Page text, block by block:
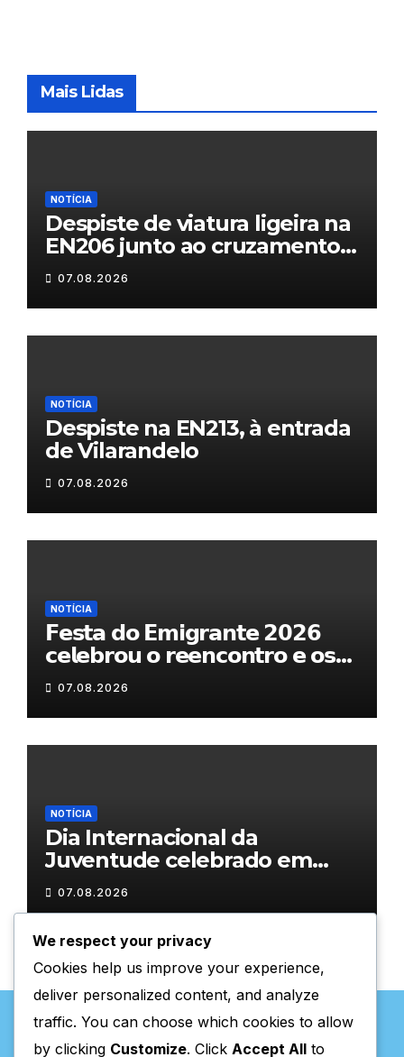
Mais Lidas
NOTÍCIA
Despiste de viatura ligeira na
EN206 junto ao cruzamento
Fornos do Pinhal
07.08.2026
NOTÍCIA
Despiste na EN213, à entrada
de Vilarandelo
07.08.2026
NOTÍCIA
𝗙𝗲𝘀𝘁𝗮 𝗱𝗼 𝗘𝗺𝗶𝗴𝗿𝗮𝗻𝘁𝗲 𝟮𝟬𝟮𝟲
𝗰𝗲𝗹𝗲𝗯𝗿𝗼𝘂 𝗼 𝗿𝗲𝗲𝗻𝗰𝗼𝗻𝘁𝗿𝗼 𝗲 𝗼𝘀
𝗹𝗮𝗰̧𝗼𝘀 𝗾𝘂𝗲 𝘂𝗻𝗲𝗺 𝗠𝘂𝗿𝗰̧𝗮
07.08.2026
NOTÍCIA
Dia Internacional da
Juventude celebrado em
Chaves com atividades
gratuitas
07.08.2026
We respect your privacy
Cookies help us improve your experience,
deliver personalized content, and analyze
traffic. You can choose which cookies to allow
by clicking Customize. Click Accept All to